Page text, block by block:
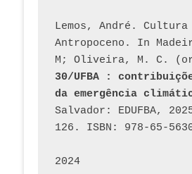
Lemos, André.
Antropoceno. In
M; Oliveira, M. C.
30/UFBA :
da emergência
Salvador: EDUFBA,
126. ISBN: 978-65-
2024